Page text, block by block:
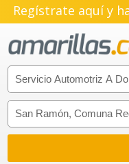
Regístrate aquí y